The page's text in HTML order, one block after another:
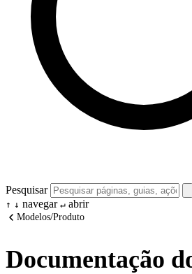
Pesquisar
↑ ↓ navegar ↵ abrir
Modelos/Produto
Documentação